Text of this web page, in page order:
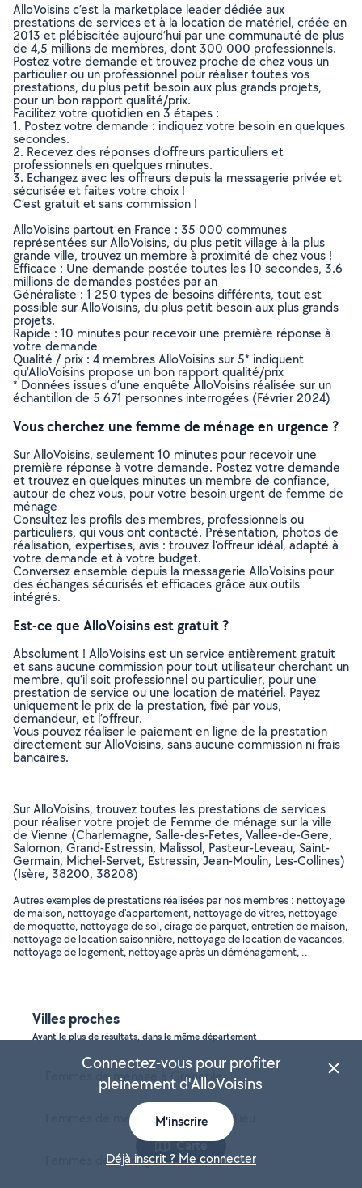
AlloVoisins c’est la marketplace leader dédiée aux
prestations de services et à la location de matériel, créée en
2013 et plébiscitée aujourd’hui par une communauté de plus
de 4,5 millions de membres, dont 300 000 professionnels.
Postez votre demande et trouvez proche de chez vous un
particulier ou un professionnel pour réaliser toutes vos
prestations, du plus petit besoin aux plus grands projets,
pour un bon rapport qualité/prix.
Facilitez votre quotidien en 3 étapes :
1. Postez votre demande : indiquez votre besoin en quelques
secondes.
2. Recevez des réponses d’offreurs particuliers et
professionnels en quelques minutes.
3. Echangez avec les offreurs depuis la messagerie privée et
sécurisée et faites votre choix !
C’est gratuit et sans commission !
AlloVoisins partout en France : 35 000 communes
représentées sur AlloVoisins, du plus petit village à la plus
grande ville, trouvez un membre à proximité de chez vous !
Efficace : Une demande postée toutes les 10 secondes, 3.6
millions de demandes postées par an
Généraliste : 1 250 types de besoins différents, tout est
possible sur AlloVoisins, du plus petit besoin aux plus grands
projets.
Rapide : 10 minutes pour recevoir une première réponse à
votre demande
Qualité / prix : 4 membres AlloVoisins sur 5* indiquent
qu’AlloVoisins propose un bon rapport qualité/prix
* Données issues d’une enquête AlloVoisins réalisée sur un
échantillon de 5 671 personnes interrogées (Février 2024)
Vous cherchez une femme de ménage en urgence ?
Sur AlloVoisins, seulement 10 minutes pour recevoir une
première réponse à votre demande. Postez votre demande
et trouvez en quelques minutes un membre de confiance,
autour de chez vous, pour votre besoin urgent de femme de
ménage
Consultez les profils des membres, professionnels ou
particuliers, qui vous ont contacté. Présentation, photos de
réalisation, expertises, avis : trouvez l'offreur idéal, adapté à
votre demande et à votre budget.
Conversez ensemble depuis la messagerie AlloVoisins pour
des échanges sécurisés et efficaces grâce aux outils
intégrés.
Est-ce que AlloVoisins est gratuit ?
Absolument ! AlloVoisins est un service entièrement gratuit
et sans aucune commission pour tout utilisateur cherchant un
membre, qu’il soit professionnel ou particulier, pour une
prestation de service ou une location de matériel. Payez
uniquement le prix de la prestation, fixé par vous,
demandeur, et l’offreur.
Vous pouvez réaliser le paiement en ligne de la prestation
directement sur AlloVoisins, sans aucune commission ni frais
bancaires.
Sur AlloVoisins, trouvez toutes les prestations de services
pour réaliser votre projet de Femme de ménage sur la ville
de Vienne (Charlemagne, Salle-des-Fetes, Vallee-de-Gere,
Salomon, Grand-Estressin, Malissol, Pasteur-Leveau, Saint-
Germain, Michel-Servet, Estressin, Jean-Moulin, Les-Collines)
(Isère, 38200, 38208)
Autres exemples de prestations réalisées par nos membres : nettoyage
de maison, nettoyage d'appartement, nettoyage de vitres, nettoyage
de moquette, nettoyage de sol, cirage de parquet, entretien de maison,
nettoyage de location saisonnière, nettoyage de location de vacances,
nettoyage de logement, nettoyage après un déménagement, ..
Villes proches
Ayant le plus de résultats, dans le même département
Femmes de ménage à Grenoble
Femmes de ménage à Bourgoin-Jallieu
Femmes de ménage à Villefontaine
Carte
Connectez-vous pour profiter
pleinement d'AlloVoisins
M'inscrire
Déjà inscrit ? Me connecter